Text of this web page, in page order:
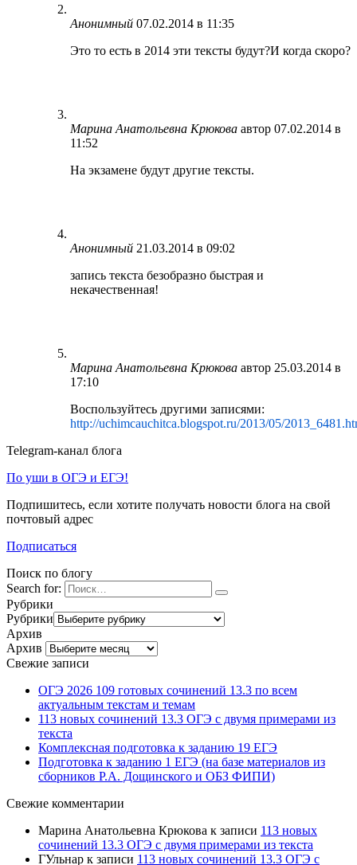
Анонимный 07.02.2014 в 11:35
Это то есть в 2014 эти тексты будут?И когда скоро?
Марина Анатольевна Крюкова автор 07.02.2014 в
11:52
На экзамене будут другие тексты.
Анонимный 21.03.2014 в 09:02
запись текста безобразно быстрая и
некачественная!
Марина Анатольевна Крюкова автор 25.03.2014 в
17:10
Воспользуйтесь другими записями:
http://uchimcauchitca.blogspot.ru/2013/05/
Telegram-канал блога
По уши в ОГЭ и ЕГЭ!
Подпишитесь, если хотите получать новости блога на свой
почтовый адрес
Подписаться
Поиск по блогу
Search for:
Рубрики
Рубрики
Архив
Архив
Свежие записи
ОГЭ 2026 109 готовых сочинений 13.3 по всем
актуальным текстам и темам
113 новых сочинений 13.3 ОГЭ с двумя примерами из
текста
Комплексная подготовка к заданию 19 ЕГЭ
Подготовка к заданию 1 ЕГЭ (на базе материалов из
сборников Р.А. Дощинского и ОБЗ ФИПИ)
Свежие комментарии
Марина Анатольевна Крюкова к записи 113 новых
сочинений 13.3 ОГЭ с двумя примерами из текста
ГУльнар к записи 113 новых сочинений 13.3 ОГЭ с